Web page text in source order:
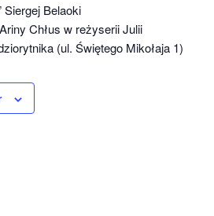
Siergej Belaoki
Chłus w reżyserii Julii
(ul. Świętego Mikołaja 1)